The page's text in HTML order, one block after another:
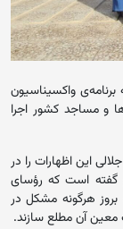
واکسیناسیون
و مساجد کشور اجرا
این اظهارات را در
گفته است که رؤسای
هرگونه مشکل در
معین آن مطلع سازند.